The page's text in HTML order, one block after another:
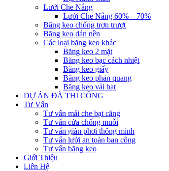
Lưới Che Nắng
Lưới Che Nắng 60% – 70%
Băng keo chống trơn trượt
Băng keo dán nền
Các loại băng keo khác
Băng keo 2 mặt
Băng keo bạc cách nhiệt
Băng keo giấy
Băng keo phản quang
Băng keo vải bạt
DỰ ÁN ĐÃ THI CÔNG
Tư Vấn
Tư vấn mái che bạt căng
Tư vấn cửa chống muỗi
Tư vấn giàn phơi thông minh
Tư vấn lưới an toàn ban công
Tư vấn băng keo
Giới Thiệu
Liên Hệ